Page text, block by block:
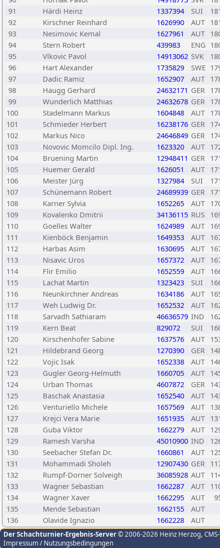
91
Härdi Heinz 1337394 SUI
92
Kirschner Reinhard 1626990 AUT
93
Nesimovic Kemal 1627961 AUT
94
Stern Robert 439983 ENG
95
Vlkovic Pavol 14913062 SVK
96
Hart Alexander 1735829 SWE
97
Dadic Ramiz 1652907 AUT
98
Haugg Gerhard 24632171 GER
99
Wunderlich Matthias 24632678 GER
100
Stadelmann Markus 1604848 AUT
101
Schmieder Herbert 16238176 GER
102
Markus Nico 24646849 GER
103
Novovic Momcilo Dipl. Ing. 1623320 AUT
104
Bruening Martin 12948411 GER
105
Huemer Gerald 1626051 AUT
106
Meister Jürg 1327984 SUI
107
Schünemann Robert 24689939 GER
108
Karner Sylvia 1652265 AUT
109
Kovalenko Dmitrii 34136115 RUS
110
Goelles Walter 1624989 AUT
111
Kienböck Benjamin 1649353 AUT
112
Harbas Asim 1630695 AUT
113
Nisavic Uros 1657372 AUT
114
Flir Emilio 1652559 AUT
115
Lachat Martin 1323423 SUI
116
Neunkirchner Andreas 1634186 AUT
117
Weh Ludwig Dr. 1652532 AUT
118
Sarvadh Sathiaram 46636579 IND
119
Kern Beat 829072 SUI
120
Kirschenhofer Sabine 1637576 AUT
121
Hildebrand Georg 1270390 GER
122
Vojic Isak 1652338 AUT
123
Gugler Georg-Helmuth 1660705 AUT
124
Urban Thomas 4607872 GER
125
Baschak Anastasia 1652540 AUT
126
Venturiello Michele 1657569 AUT
127
Krejci Vera Marie 1651935 AUT
128
Guba Viktor 1662279 AUT
129
Ramesh Varsha 45010900 IND
130
Seebacher Stefan Dr. 1660861 AUT
131
Mohammadi Sholeh 12907430 GER
132
Rumpf-Dorner Solveigh 36085928 AUT
133
Wagner Sebastian 1662287 AUT
134
Wagner Xaver 1662295 AUT
135
Mende Sebastian 1662155
AUT
136
Olavide Ignazio 1662228 AUT
Der Schachturnier-Ergebnis-Server© 2006-2026 Heinz Herzog,
Impressum / Nutzungsbedingungen